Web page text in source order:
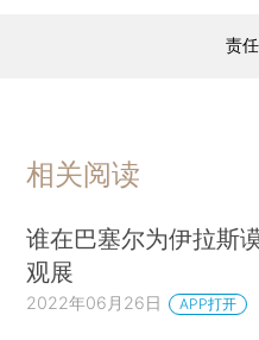
责
相关阅读
谁在巴塞尔为伊拉斯
观展
2022年06月26日 APP打开